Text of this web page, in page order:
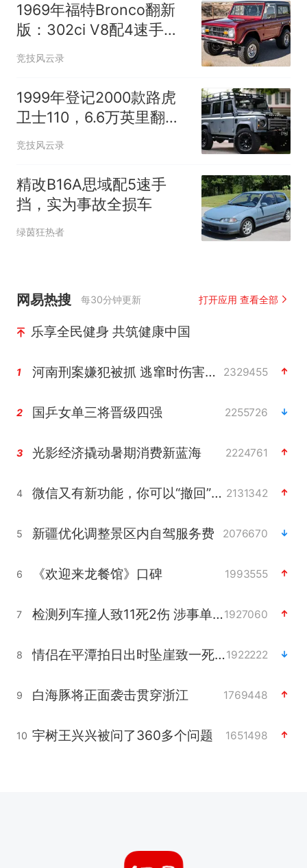
1969年福特Bronco翻新
版：302ci V8配4速手动
仅13k英里
竞技风云录
1999年登记2000款路虎
卫士110，6.6万英里翻新
待售
竞技风云录
精改B16A思域配5速手
挡，实为事故全损车
绿茵狂热者
网易热搜 每30分钟更新 打开应用 查看全部
乐享全民健身 共筑健康中国
1 河南刑案嫌犯被抓 逃窜时伤害多人 2329455
2 国乒女单三将晋级四强 2255726
3 光影经济撬动暑期消费新蓝海 2224761
4 微信又有新功能，你可以“撤回”你的撤回了！ 2131342
5 新疆优化调整景区内自驾服务费 2076670
6 《欢迎来龙餐馆》口碑 1993555
7 检测列车撞人致11死2伤 涉事单位被罚1927060
8 情侣在平潭拍日出时坠崖致一死一伤1922222
9 白海豚将正面袭击贯穿浙江 1769448
10 宇树王兴兴被问了360多个问题 1651498